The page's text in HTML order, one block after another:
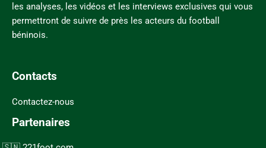
les analyses, les vidéos et les interviews exclusives qui vous
permettront de suivre de près les acteurs du football
béninois.
Contacts
Contactez-nous
Partenaires